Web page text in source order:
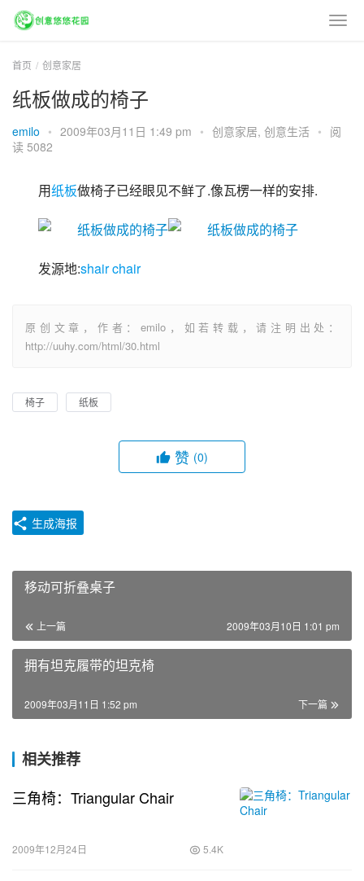
首页 创意家居
纸板做成的椅子
emilo • 2009年03月11日 1:49 pm • 创意家居, 创意生活 • 阅
读 5082
用纸板做椅子已经眼见不鲜了.像瓦楞一样的安排.
发源地:shair chair
原创文章，作者：emilo，如若转载，请注明出处：
http://uuhy.com/html/30.html
椅子 纸板
赞 (0)
生成海报
移动可折叠桌子
上一篇 2009年03月10日 1:01 pm
拥有坦克履带的坦克椅
下一篇
2009年03月11日 1:52 pm
相关推荐
三角椅：Triangular Chair
2009年12月24日 5.4K